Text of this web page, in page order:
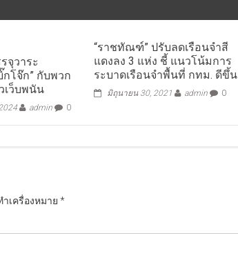
จุวาระ
โจ๊ก” กับพวก
เว็บพนัน
admin 0
“ราชทัณฑ์” ปรับลดเรือนจำสี
แดงลง 3 แห่ง ชี้ แนวโน้มการ
ระบาดเรือนจำพื้นที่ กทม. ดีขึ้น
มิถุนายน 30, 2021 admin 0
เครื่องหมาย *